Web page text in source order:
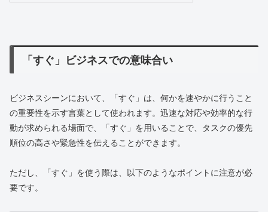
「すぐ」ビジネスでの意味合い
ビジネスシーンにおいて、「すぐ」は、何かを速やかに行うこと
の重要性を示す言葉として使われます。迅速な対応や効率的な行
動が求められる場面で、「すぐ」を用いることで、タスクの優先
順位の高さや緊急性を伝えることができます。
ただし、「すぐ」を使う際は、以下のようなポイントに注意が必
要です。